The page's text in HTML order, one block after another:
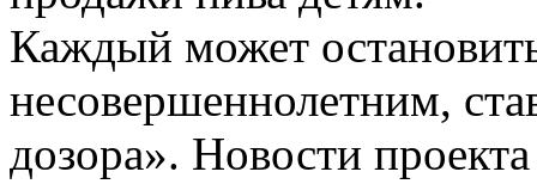
Каждый может
несовершеннолетним,
дозора». Новости